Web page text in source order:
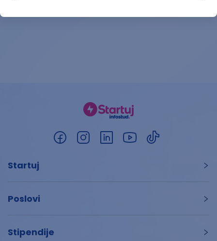
Startuj
Poslovi
Stipendije